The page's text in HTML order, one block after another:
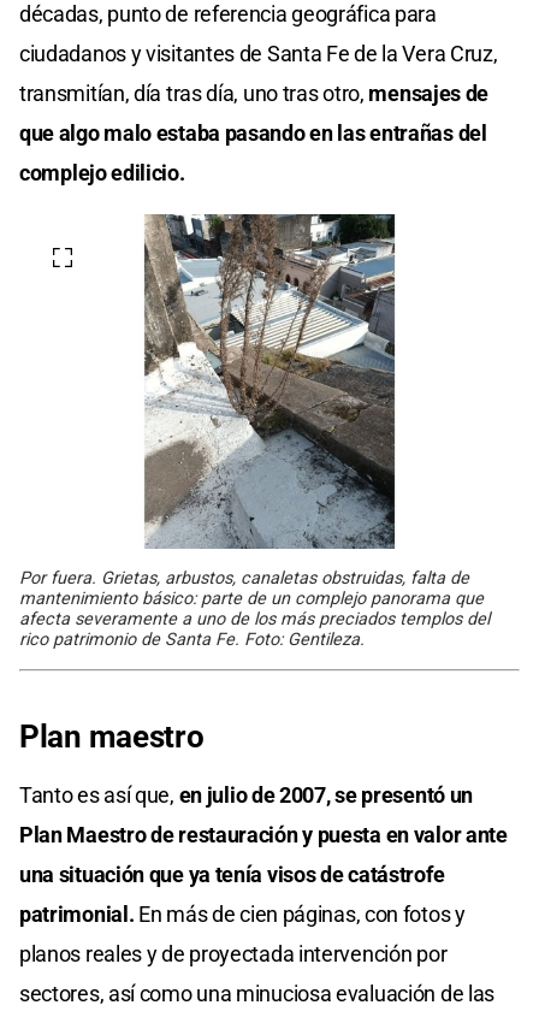
décadas, punto de referencia geográfica para
ciudadanos y visitantes de Santa Fe de la Vera Cruz,
transmitían, día tras día, uno tras otro, mensajes de
que algo malo estaba pasando en las entrañas del
complejo edilicio.
Por fuera. Grietas, arbustos, canaletas obstruidas, falta de
mantenimiento básico: parte de un complejo panorama que
afecta severamente a uno de los más preciados templos del
rico patrimonio de Santa Fe. Foto: Gentileza.
Plan maestro
Tanto es así que, en julio de 2007, se presentó un
Plan Maestro de restauración y puesta en valor ante
una situación que ya tenía visos de catástrofe
patrimonial. En más de cien páginas, con fotos y
planos reales y de proyectada intervención por
sectores, así como una minuciosa evaluación de las